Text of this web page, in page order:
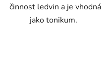
činnost ledvin a je vhodná
jako tonikum.